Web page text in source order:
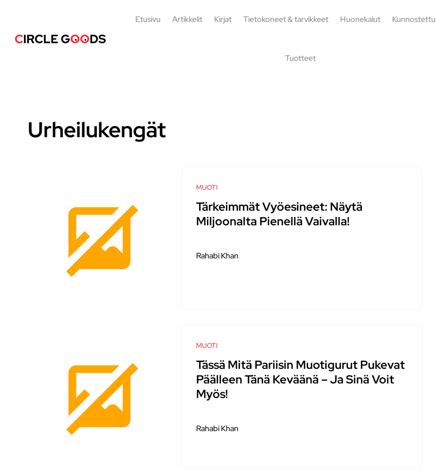
Etusivu Artikkelit Kirjat Tietokoneet & tarvikkeet Huonekalut Kunnostettu
Tuotteet
Urheilukengät
MUOTI
Tärkeimmät Vyöesineet: Näytä
Miljoonalta Pienellä Vaivalla!
Rahabi Khan
MUOTI
Tässä Mitä Pariisin Muotigurut Pukevat
Päälleen Tänä Keväänä – Ja Sinä Voit
Myös!
Rahabi Khan